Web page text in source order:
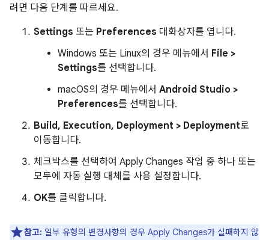
려면 다음 단계를 따르세요.
Settings 또는 Preferences 대화상자를 엽니다.
Windows 또는 Linux의 경우 메뉴에서 File >
Settings를 선택합니다.
macOS의 경우 메뉴에서 Android Studio >
Preferences를 선택합니다.
Build, Execution, Deployment > Deployment로
이동합니다.
체크박스를 선택하여 Apply Changes 작업 중 하나 또는
모두에 자동 실행 대체를 사용 설정합니다.
OK를 클릭합니다.
참고: 일부 유형의 변경사항의 경우 Apply Changes가 실패하지 않